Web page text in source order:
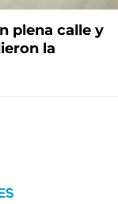
plena calle y
la